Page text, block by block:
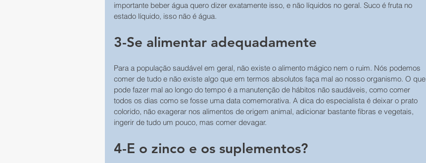
importante beber água quero dizer exatamente isso, e não líquidos no geral. Suco é fruta no
estado líquido, isso não é água.
3-Se alimentar adequadamente
Para a população saudável em geral, não existe o alimento mágico nem o ruim. Nós podemos
comer de tudo e não existe algo que em termos absolutos faça mal ao nosso organismo. O que
pode fazer mal ao longo do tempo é a manutenção de hábitos não saudáveis, como comer
todos os dias como se fosse uma data comemorativa. A dica do especialista é deixar o prato
colorido, não exagerar nos alimentos de origem animal, adicionar bastante fibras e vegetais,
ingerir de tudo um pouco, mas comer devagar.
4-E o zinco e os suplementos?